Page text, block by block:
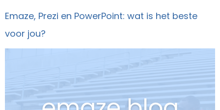
Emaze, Prezi en PowerPoint: wat is het beste
voor jou?